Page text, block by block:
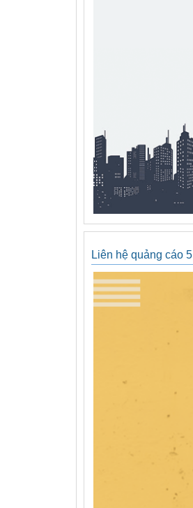
Liên hệ quảng cáo 5